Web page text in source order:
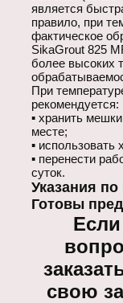
является
правило, при
фактическое
SikaGrout 825
более высоких
При
рекомендуется:
▪ хранить
месте;
▪ использовать
▪ перенести
суток.
Указания
Готовы
свою